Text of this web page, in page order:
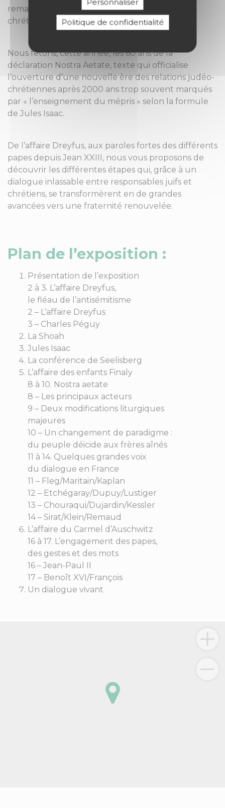
remarquable de grandes figures juives et
chrétiennes.
Nous fêtons, cette année, les 60 ans de la
déclaration Nostra Aetate, texte qui officialise
l’ouverture d’une nouvelle ère des relations judéo-
chrétiennes après 2000 ans trop souvent marqués
par « l’enseignement du mépris » selon la formule
de Jules Isaac.
De l’affaire Dreyfus, aux paroles fortes des différents
papes depuis Jean XXIII, nous vous proposons de
découvrir les différentes étapes qui, grâce à un
dialogue inlassable entre responsables juifs et
chrétiens, se transformèrent en de grandes
avancées vers une fraternité renouvelée.
Plan de l’exposition :
Présentation de l’exposition
2 à 3. L’affaire Dreyfus,
le fléau de l’antisémitisme
2 – L’affaire Dreyfus
3 – Charles Péguy
La Shoah
Jules Isaac
La conférence de Seelisberg
L’affaire des enfants Finaly
8 à 10. Nostra aetate
8 – Les principaux acteurs
9 – Deux modifications liturgiques
majeures
10 – Un changement de paradigme :
du peuple déicide aux frères aînés
11 à 14. Quelques grandes voix
du dialogue en France
11 – Fleg/Maritain/Kaplan
12 – Etchégaray/Dupuy/Lustiger
13 – Chouraqui/Dujardin/Kessler
14 – Sirat/Klein/Remaud
L’affaire du Carmel d’Auschwitz
16 à 17. L’engagement des papes,
des gestes et des mots
16 – Jean-Paul II
17 – Benoît XVI/François
Un dialogue vivant
Politique de confidentialité